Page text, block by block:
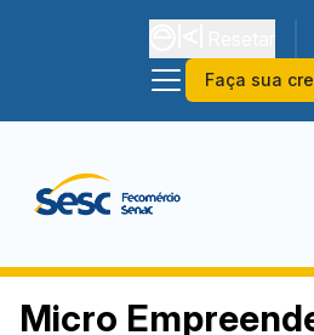
Faça sua
Micro